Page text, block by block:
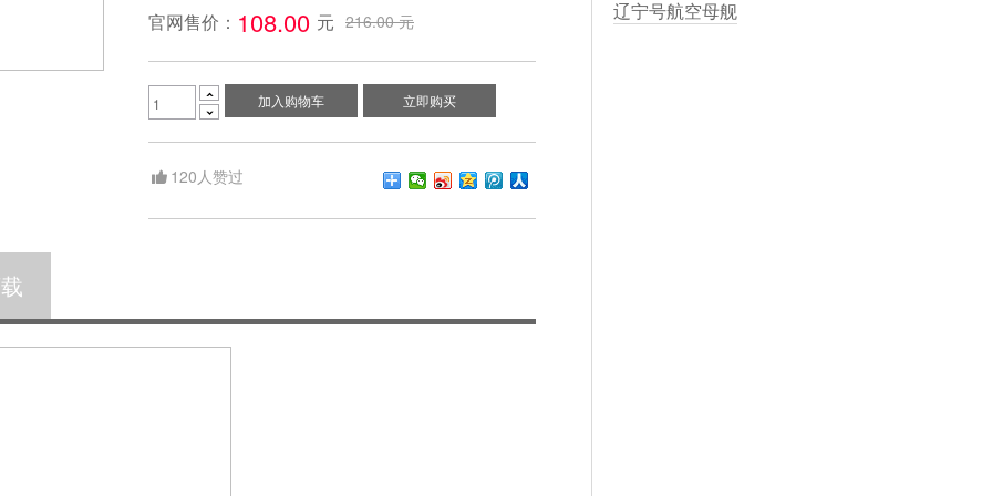
官网售价： 108.00 元 216.00 元


加入购物车 立即购买
120 人赞过
辽宁号航空母舰